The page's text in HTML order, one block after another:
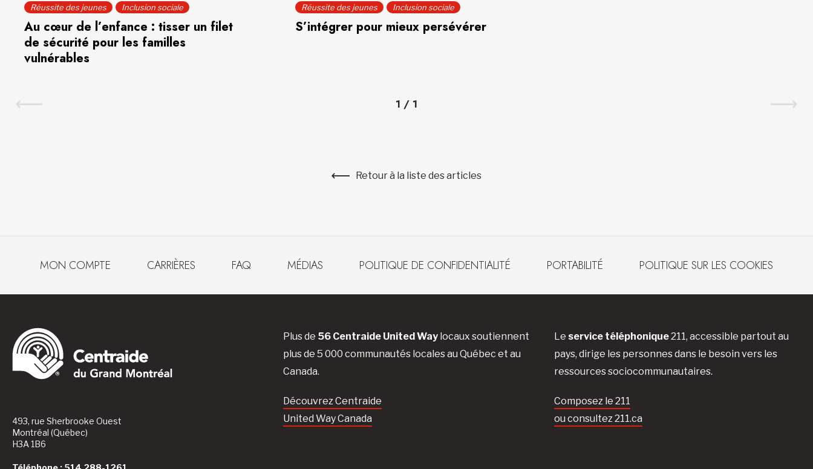
Réussite des jeunes Inclusion sociale
Au cœur de l’enfance : tisser un filet
de sécurité pour les familles
vulnérables
Réussite des jeunes Inclusion sociale
S’intégrer pour mieux persévérer
1 / 1
Retour à la liste des articles
MON COMPTE CARRIÈRES FAQ MÉDIAS POLITIQUE DE CONFIDENTIALITÉ PORTABILITÉ POLITIQUE SUR LES COOKIES
493, rue Sherbrooke Ouest
Montréal (Québec)
H3A 1B6
Plus de 56 Centraide United Waylocaux soutiennent
plus de 5 000 communautés locales au Québec et au
Canada.
Découvrez Centraide
United Way Canada
Le service téléphonique211, accessible partout au
pays, dirige les personnes dans le besoin vers les
ressources sociocommunautaires.
Composez le 211
ou consultez 211.ca